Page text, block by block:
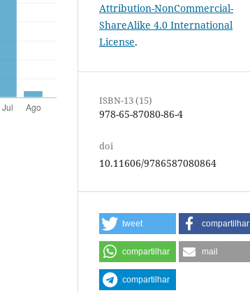
Attribution-NonCommercial-
ShareAlike 4.0 International
License.
ISBN-13 (15)
978-65-87080-86-4
doi
10.11606/9786587080864
tweet compartilhar
compartilhar mail
compartilhar